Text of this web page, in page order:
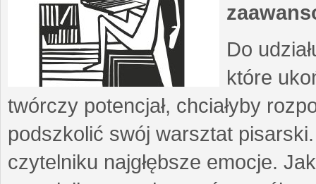
Do
które
twórczy potencjał, chciałyby
podszkolić swój warsztat
czytelniku najgłębsze emocje.